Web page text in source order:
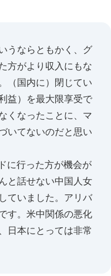
うならともかく、グ
方がより収入にもな
（国内に）閉じてい
益）を最大限享受で
くなったことに、マ
いてないのだと思い
に行った方が機会が
と話せない中国人女
ていました。アリバ
す。米中関係の悪化
日本にとっては非常